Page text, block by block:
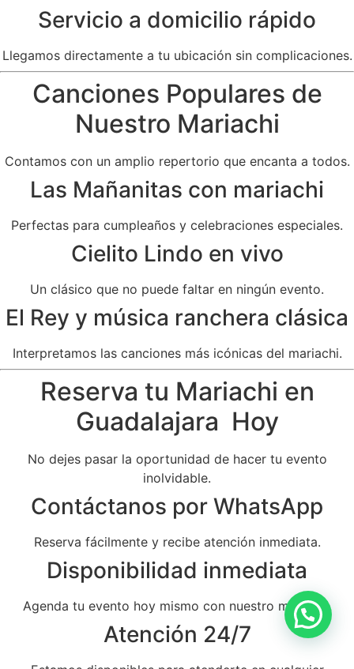
Servicio a domicilio rápido
Llegamos directamente a tu ubicación sin complicaciones.
Canciones Populares de
Nuestro Mariachi
Contamos con un amplio repertorio que encanta a todos.
Las Mañanitas con mariachi
Perfectas para cumpleaños y celebraciones especiales.
Cielito Lindo en vivo
Un clásico que no puede faltar en ningún evento.
El Rey y música ranchera clásica
Interpretamos las canciones más icónicas del mariachi.
Reserva tu Mariachi en
Guadalajara Hoy
No dejes pasar la oportunidad de hacer tu evento
inolvidable.
Contáctanos por WhatsApp
Reserva fácilmente y recibe atención inmediata.
Disponibilidad inmediata
Agenda tu evento hoy mismo con nuestro mariachi.
Atención 24/7